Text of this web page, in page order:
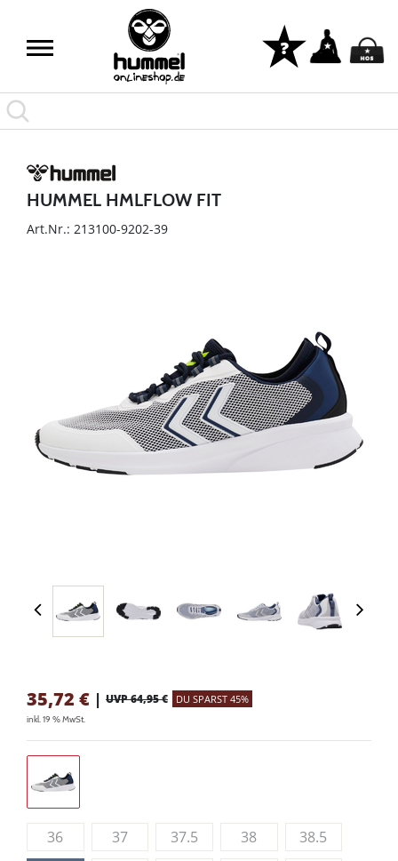
HUMMEL HMLFLOW FIT
Art.Nr.: 213100-9202-39
35,72 € | UVP 64,95 € DU SPARST 45%
inkl. 19 % MwSt.
36 37 37.5 38
38.5